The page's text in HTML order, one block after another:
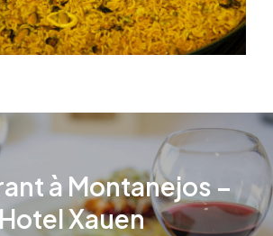
à Montanejos –
Hotel Xauen